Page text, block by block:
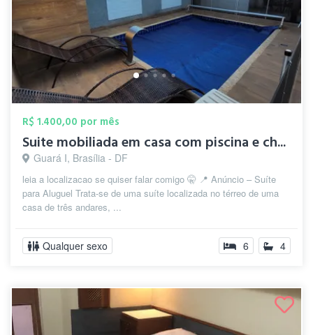
R$ 1.400,00 por mês
Suite mobiliada em casa com piscina e ch...
Guará I, Brasília - DF
leia a localizacao se quiser falar comigo 🤫 📍 Anúncio – Suíte
para Aluguel Trata-se de uma suíte localizada no térreo de uma
casa de três andares, ...
Qualquer sexo 6 4